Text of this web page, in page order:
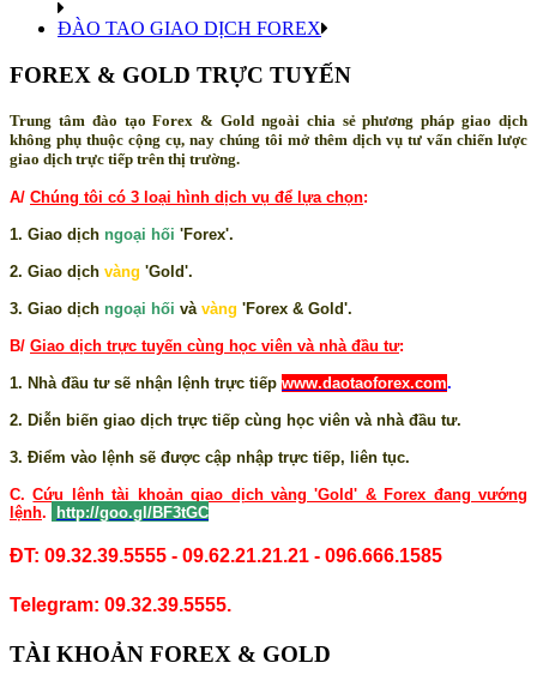
ĐÀO TAO GIAO DỊCH FOREX
FOREX & GOLD TRỰC TUYẾN
Trung tâm đào tạo Forex & Gold ngoài chia sẻ phương pháp giao dịch
không phụ thuộc cộng cụ, nay chúng tôi mở thêm dịch vụ tư vấn chiến lược
giao dịch trực tiếp trên thị trường.
A/ Chúng tôi có 3 loại hình dịch vụ để lựa chọn:
1. Giao dịch ngoại hối 'Forex'.
2. Giao dịch vàng 'Gold'.
3. Giao dịch ngoại hối và vàng 'Forex & Gold'.
B/ Giao dịch trực tuyến cùng học viên và nhà đầu tư:
1. Nhà đầu tư sẽ nhận lệnh trực tiếp www.daotaoforex.com.
2. Diễn biến giao dịch trực tiếp cùng học viên và nhà đầu tư.
3. Điểm vào lệnh sẽ được cập nhập trực tiếp, liên tục.
C.Cứu lệnh tài khoản giao dịch vàng 'Gold' & Forex đang vướng
lệnh. http://goo.gl/BF3tGC
ĐT: 09.32.39.5555 - 09.62.21.21.21 - 096.666.1585
Telegram: 09.32.39.5555.
TÀI KHOẢN FOREX & GOLD